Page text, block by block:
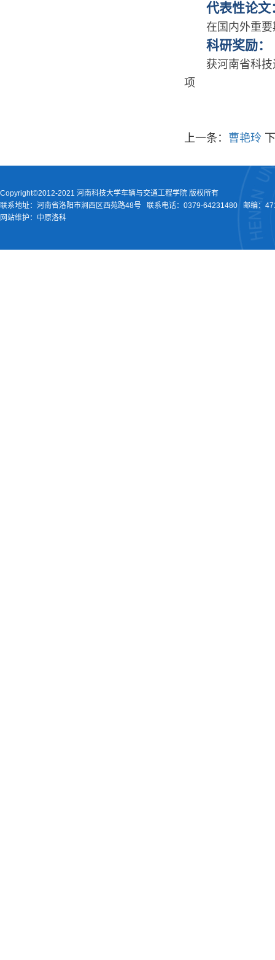
代表性论文
在国内外重
科研奖励：
获河南省科
项
上一条： 曹艳玲
Copyright©2012-2021 河南科技大学车辆与交通工程学院 版权所有
联系地址：河南省洛阳市涧西区西苑路48号
联系电话： 0379-64231480
邮编：
网站维护：中原洛科